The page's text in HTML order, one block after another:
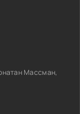
Массман,